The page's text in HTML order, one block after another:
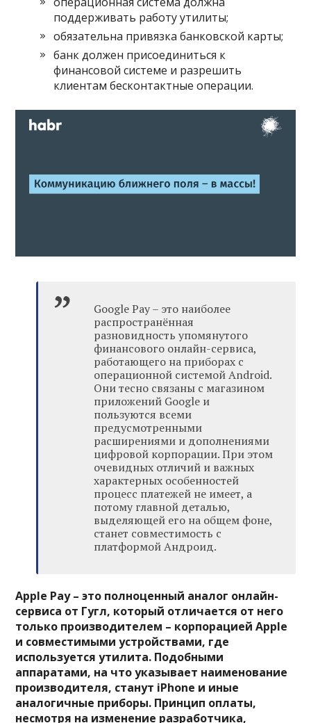
поддерживать работу утилиты;
обязательна привязка банковской карты;
банк должен присоединиться к
финансовой системе и разрешить
клиентам бесконтактные операции.
Google Pay – это наиболее
распространённая
разновидность упомянутого
финансового онлайн-сервиса,
работающего на приборах с
операционной системой Android.
Они тесно связаны с магазином
приложений Google и
пользуются всеми
предусмотренными
расширениями и дополнениями
цифровой корпорации. При этом
очевидных отличий и важных
характерных особенностей
процесс платежей не имеет, а
потому главной деталью,
выделяющей его на общем фоне,
станет совместимость с
платформой Андроид.
Apple Pay – это полноценный аналог онлайн-
сервиса от Гугл, который отличается от него
только производителем – корпорацией Apple
и совместимыми устройствами, где
используется утилита. Подобными
аппаратами, на что указывает наименование
производителя, станут iPhone и иные
аналогичные приборы. Принцип оплаты,
несмотря на изменение разработчика,